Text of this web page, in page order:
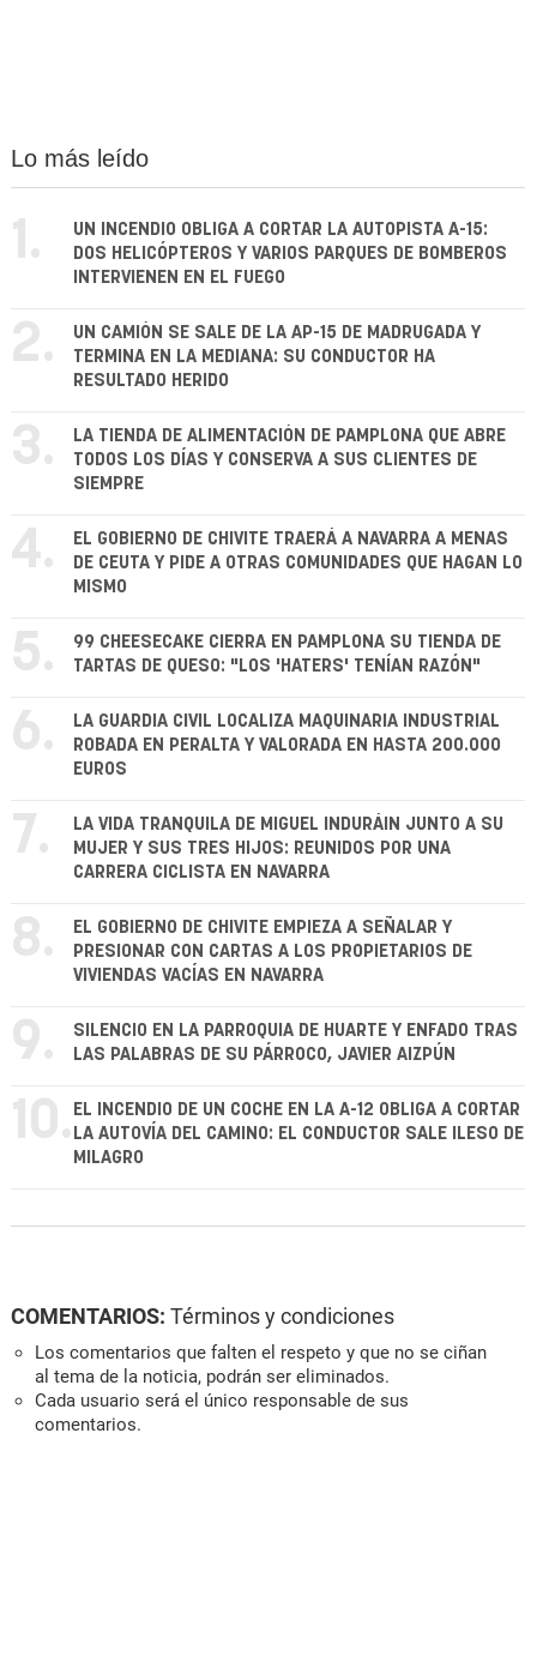
Lo más leído
1.
UN INCENDIO OBLIGA A CORTAR LA AUTOPISTA A-15:
DOS HELICÓPTEROS Y VARIOS PARQUES DE BOMBEROS
INTERVIENEN EN EL FUEGO
2.
UN CAMIÓN SE SALE DE LA AP-15 DE MADRUGADA Y
TERMINA EN LA MEDIANA: SU CONDUCTOR HA
RESULTADO HERIDO
3.
LA TIENDA DE ALIMENTACIÓN DE PAMPLONA QUE ABRE
TODOS LOS DÍAS Y CONSERVA A SUS CLIENTES DE
SIEMPRE
4.
EL GOBIERNO DE CHIVITE TRAERÁ A NAVARRA A MENAS
DE CEUTA Y PIDE A OTRAS COMUNIDADES QUE HAGAN LO
MISMO
5.
99 CHEESECAKE CIERRA EN PAMPLONA SU TIENDA DE
TARTAS DE QUESO: "LOS 'HATERS' TENÍAN RAZÓN"
6.
LA GUARDIA CIVIL LOCALIZA MAQUINARIA INDUSTRIAL
ROBADA EN PERALTA Y VALORADA EN HASTA 200.000
EUROS
7.
LA VIDA TRANQUILA DE MIGUEL INDURÁIN JUNTO A SU
MUJER Y SUS TRES HIJOS: REUNIDOS POR UNA
CARRERA CICLISTA EN NAVARRA
8.
EL GOBIERNO DE CHIVITE EMPIEZA A SEÑALAR Y
PRESIONAR CON CARTAS A LOS PROPIETARIOS DE
VIVIENDAS VACÍAS EN NAVARRA
9.
SILENCIO EN LA PARROQUIA DE HUARTE Y ENFADO TRAS
LAS PALABRAS DE SU PÁRROCO, JAVIER AIZPÚN
10. EL INCENDIO DE UN COCHE EN LA A-12 OBLIGA A CORTAR
LA AUTOVÍA DEL CAMINO: EL CONDUCTOR SALE ILESO DE
MILAGRO
COMENTARIOS: Términos y condiciones
Los comentarios que falten el respeto y que no se ciñan
al tema de la noticia, podrán ser eliminados.
Cada usuario será el único responsable de sus
comentarios.